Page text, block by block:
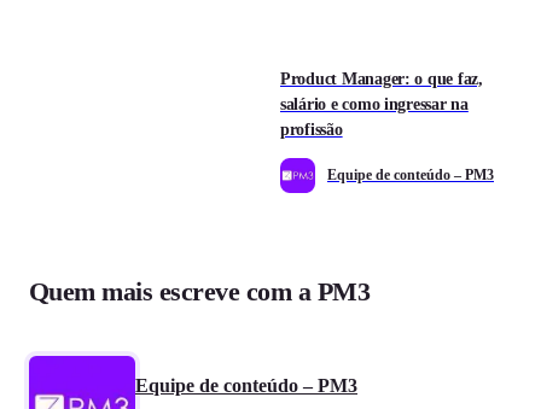
Product Manager: o que faz,
salário e como ingressar na
profissão
Equipe de conteúdo – PM3
Quem mais escreve com a PM3
Equipe de conteúdo – PM3